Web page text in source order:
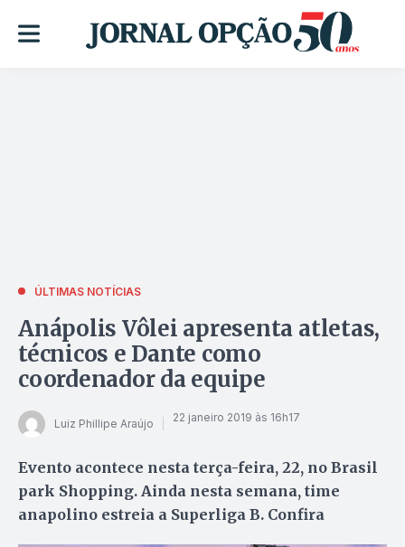
ÚLTIMAS NOTÍCIAS
Anápolis Vôlei apresenta atletas,
técnicos e Dante como
coordenador da equipe
Luiz Phillipe Araújo 22 janeiro 2019 às 16h17
Evento acontece nesta terça-feira, 22, no Brasil
park Shopping. Ainda nesta semana, time
anapolino estreia a Superliga B. Confira